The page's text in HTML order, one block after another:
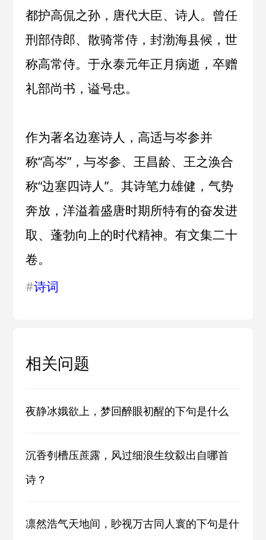
都护高侃之孙，唐代大臣、诗人。曾任
刑部侍郎、散骑常侍，封渤海县候，世
称高常侍。于永泰元年正月病逝，卒赠
礼部尚书，谥号忠。
作为著名边塞诗人，高适与岑参并
称“高岑”，与岑参、王昌龄、王之涣合
称“边塞四诗人”。其诗笔力雄健，气势
奔放，洋溢着盛唐时期所特有的奋发进
取、蓬勃向上的时代精神。有文集二十
卷。
#诗词
相关问题
夜静冰娥欲上，梦回醉眼初醒的下句是什么
沉香刳槽压蔗露，风过细浪生纹縠出自哪首
诗？
凛然浩气天地间，眇视万古同人寰的下句是什